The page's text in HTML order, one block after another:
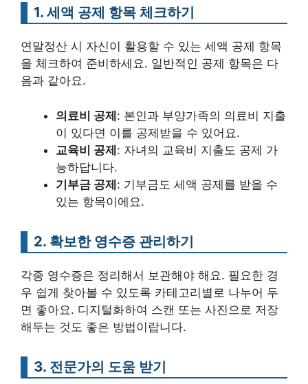
1. 세액 공제 항목 체크하기
연말정산 시 자신이 활용할 수 있는 세액 공제 항목
을 체크하여 준비하세요. 일반적인 공제 항목은 다
음과 같아요.
의료비 공제: 본인과 부양가족의 의료비 지출
이 있다면 이를 공제받을 수 있어요.
교육비 공제: 자녀의 교육비 지출도 공제 가
능하답니다.
기부금 공제: 기부금도 세액 공제를 받을 수
있는 항목이에요.
2. 확보한 영수증 관리하기
각종 영수증은 정리해서 보관해야 해요. 필요한 경
우 쉽게 찾아볼 수 있도록 카테고리별로 나누어 두
면 좋아요. 디지털화하여 스캔 또는 사진으로 저장
해두는 것도 좋은 방법이랍니다.
3. 전문가의 도움 받기